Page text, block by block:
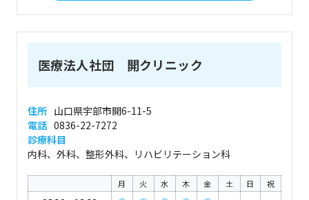
医療法人社団 開クリニック
住所 山口県宇部市開6-11-5
電話 0836-22-7272
診療科目
内科、外科、整形外科、リハビリテーション科
月 火 水 木 金 土 日 祝